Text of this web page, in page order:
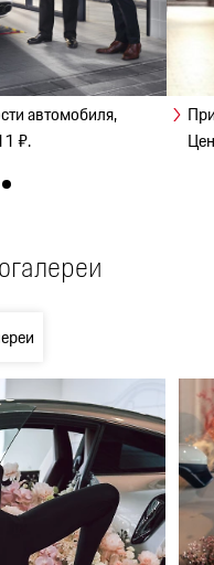
автомобиля,
₽.